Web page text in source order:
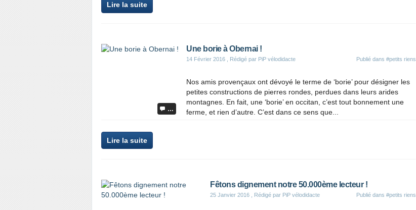
Lire la suite
…
Une borie à Obernai !
14 Février 2016 , Rédigé par PiP vélodidacte Publié dans #petits riens
Nos amis provençaux ont dévoyé le terme de ‘borie’ pour désigner les
petites constructions de pierres rondes, perdues dans leurs arides
montagnes. En fait, une ‘borie’ en occitan, c’est tout bonnement une
ferme, et rien d’autre. C’est dans ce sens que...
Lire la suite
Fêtons dignement notre 50.000ème lecteur !
25 Janvier 2016 , Rédigé par PiP vélodidacte Publié dans #petits riens